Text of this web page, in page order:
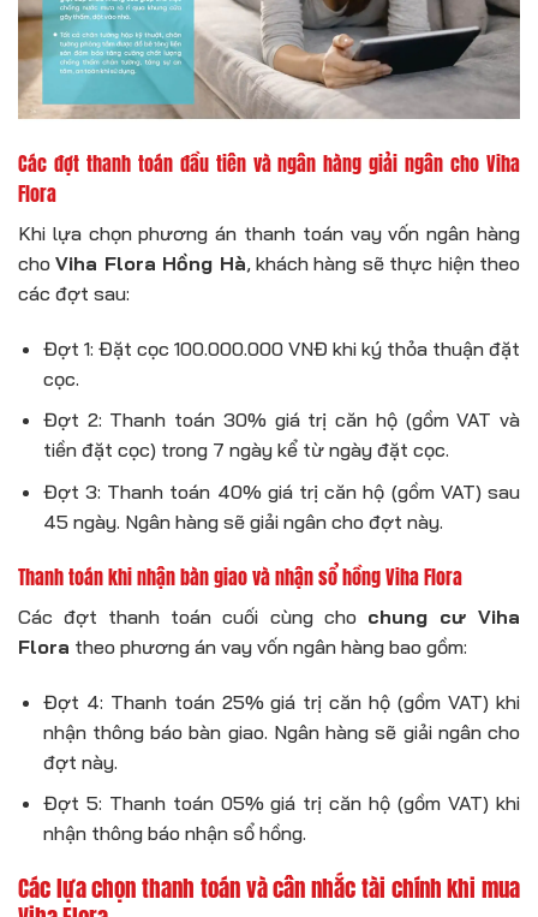
Các đợt thanh toán đầu tiên và ngân hàng giải ngân cho Viha
Flora
Khi lựa chọn phương án thanh toán vay vốn ngân hàng
choViha Flora Hồng Hà, khách hàng sẽ thực hiện theo
các đợt sau:
Đợt 1: Đặt cọc 100.000.000 VNĐ khi ký thỏa thuận đặt
cọc.
Đợt 2: Thanh toán 30% giá trị căn hộ (gồm VAT và
tiền đặt cọc) trong 7 ngày kể từ ngày đặt cọc.
Đợt 3: Thanh toán 40% giá trị căn hộ (gồm VAT) sau
45 ngày. Ngân hàng sẽ giải ngân cho đợt này.
Thanh toán khi nhận bàn giao và nhận sổ hồng Viha Flora
Các đợt thanh toán cuối cùng cho chung cư Viha
Flora theo phương án vay vốn ngân hàng bao gồm:
Đợt 4: Thanh toán 25% giá trị căn hộ (gồm VAT) khi
nhận thông báo bàn giao. Ngân hàng sẽ giải ngân cho
đợt này.
Đợt 5: Thanh toán 05% giá trị căn hộ (gồm VAT) khi
nhận thông báo nhận sổ hồng.
Các lựa chọn thanh toán và cân nhắc tài chính khi mua